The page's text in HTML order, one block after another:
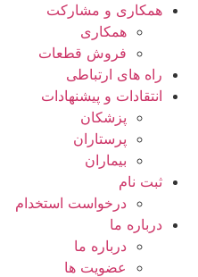
همکاری و مشارکت
همکاری
فروش قطعات
راه های ارتباطی
انتقادات و پيشنهادات
پزشكان
پرستاران
بيماران
ثبت نام
درخواست استخدام
درباره ما
درباره ما
عضویت ها